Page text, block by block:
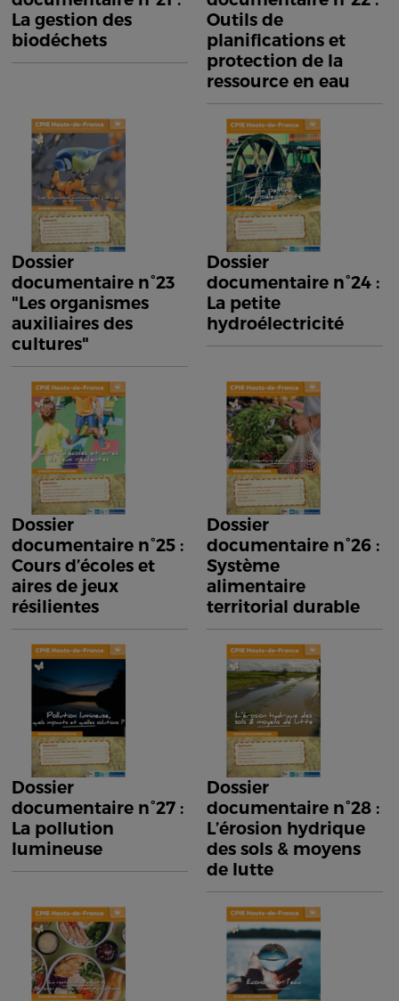
La gestion des
biodéchets
Outils de
planifications et
protection de la
ressource en eau
Dossier
documentaire n°23
"Les organismes
auxiliaires des
cultures"
Dossier
documentaire n°24 :
La petite
hydroélectricité
Dossier
documentaire n°25 :
Cours d’écoles et
aires de jeux
résilientes
Dossier
documentaire n°26 :
Système
alimentaire
territorial durable
Dossier
documentaire n°27 :
La pollution
lumineuse
Dossier
documentaire n°28 :
L’érosion hydrique
des sols & moyens
de lutte